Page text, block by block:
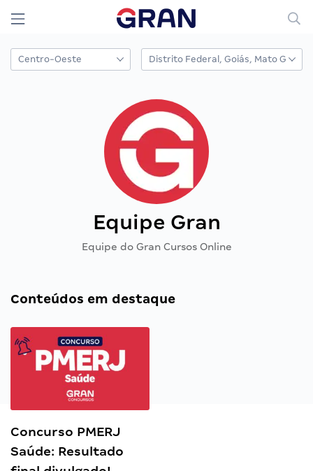
Equipe Gran
Equipe do Gran Cursos Online
Conteúdos em destaque
Concurso PMERJ
Saúde: Resultado